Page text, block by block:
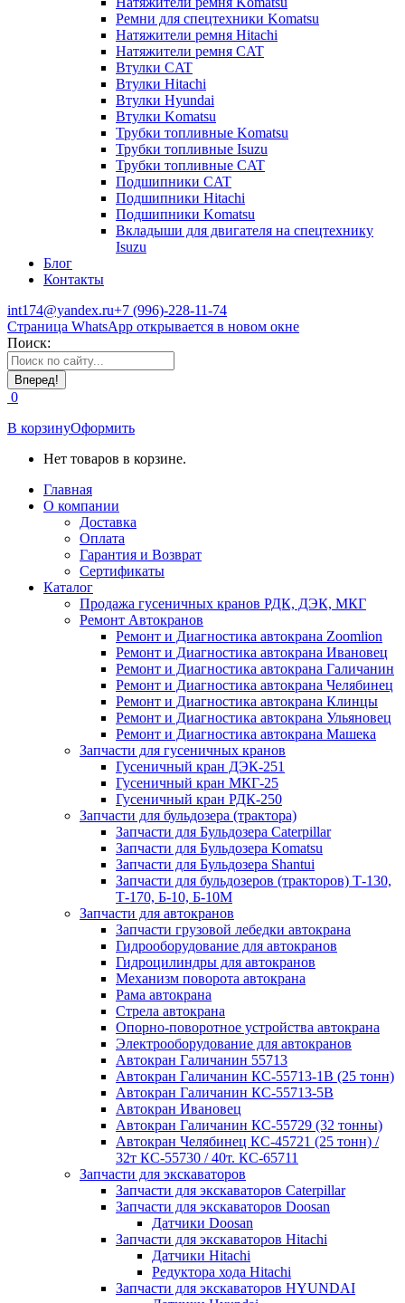
Ремни для спецтехники Komatsu
Натяжители ремня Hitachi
Натяжители ремня CAT
Втулки CAT
Втулки Hitachi
Втулки Hyundai
Втулки Komatsu
Трубки топливные Komatsu
Трубки топливные Isuzu
Трубки топливные CAT
Подшипники CAT
Подшипники Hitachi
Подшипники Komatsu
Вкладыши для двигателя на спецтехнику
Isuzu
Блог
Контакты
int174@yandex.ru+7 (996)-228-11-74
Страница WhatsApp открывается в новом окне
Поиск:
0
В корзинуОформить
Нет товаров в корзине.
Главная
О компании
Доставка
Оплата
Гарантия и Возврат
Сертификаты
Каталог
Продажа гусеничных кранов РДК, ДЭК, МКГ
Ремонт Автокранов
Ремонт и Диагностика автокрана Zoomlion
Ремонт и Диагностика автокрана Ивановец
Ремонт и Диагностика автокрана Галичанин
Ремонт и Диагностика автокрана Челябинец
Ремонт и Диагностика автокрана Клинцы
Ремонт и Диагностика автокрана Ульяновец
Ремонт и Диагностика автокрана Машека
Запчасти для гусеничных кранов
Гусеничный кран ДЭК-251
Гусеничный кран МКГ-25
Гусеничный кран РДК-250
Запчасти для бульдозера (трактора)
Запчасти для Бульдозера Caterpillar
Запчасти для Бульдозера Komatsu
Запчасти для Бульдозера Shantui
Запчасти для бульдозеров (тракторов) Т-130,
Т-170, Б-10, Б-10М
Запчасти для автокранов
Запчасти грузовой лебедки автокрана
Гидрооборудование для автокранов
Гидроцилиндры для автокранов
Механизм поворота автокрана
Рама автокрана
Стрела автокрана
Опорно-поворотное устройства автокрана
Электрооборудование для автокранов
Автокран Галичанин 55713
Автокран Галичанин КС-55713-1В (25 тонн)
Автокран Галичанин КС-55713-5В
Автокран Ивановец
Автокран Галичанин КС-55729 (32 тонны)
Автокран Челябинец КС-45721 (25 тонн) /
32т КС-55730 / 40т. КС-65711
Запчасти для экскаваторов
Запчасти для экскаваторов Caterpillar
Запчасти для экскаваторов Doosan
Датчики Doosan
Запчасти для экскаваторов Hitachi
Датчики Hitachi
Редуктора хода Hitachi
Запчасти для экскаваторов HYUNDAI